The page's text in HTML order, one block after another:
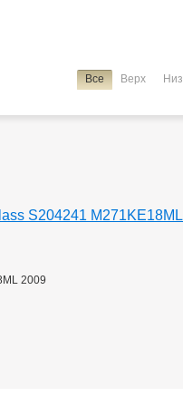
Все Верх Низ
S204241 M271KE18ML
2009